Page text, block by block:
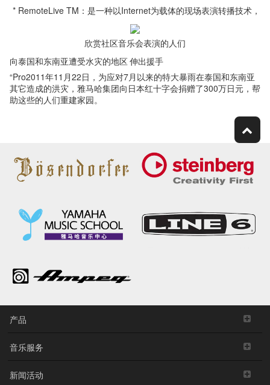
* RemoteLive TM：是一种以Internet为载体的现场表演转播技术，
欣赏社区音乐会表演的人们
向泰国和东南亚遭受水灾的地区 伸出援手
“Pro2011年11月22日，为应对7月以来的特大暴雨在泰国和东南亚
其它造成的洪灾，雅马哈集团向日本红十字会捐赠了300万日元，帮
助这些的人们重建家园。
产品
音乐服务
新闻活动